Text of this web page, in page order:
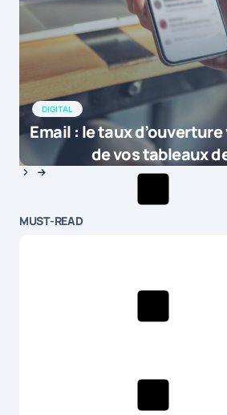
DIGITAL
Email : le taux
de vos tableaux
MUST-READ